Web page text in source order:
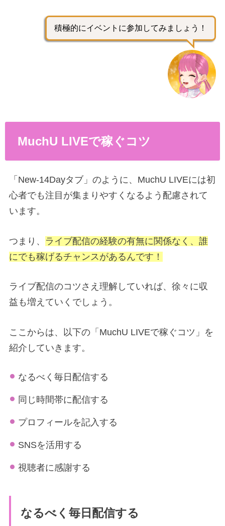
積極的にイベントに参加してみましょう！
MuchU LIVEで稼ぐコツ
「New-14Dayタブ」のように、MuchU LIVEには初
心者でも注目が集まりやすくなるよう配慮されて
います。
つまり、 ライブ配信の経験の有無に関係なく、誰
にでも稼げるチャンスがあるんです！
ライブ配信のコツさえ理解していれば、徐々に収
益も増えていくでしょう。
ここからは、以下の「MuchU LIVEで稼ぐコツ」を
紹介していきます。
なるべく毎日配信する
同じ時間帯に配信する
プロフィールを記入する
SNSを活用する
視聴者に感謝する
なるべく毎日配信する